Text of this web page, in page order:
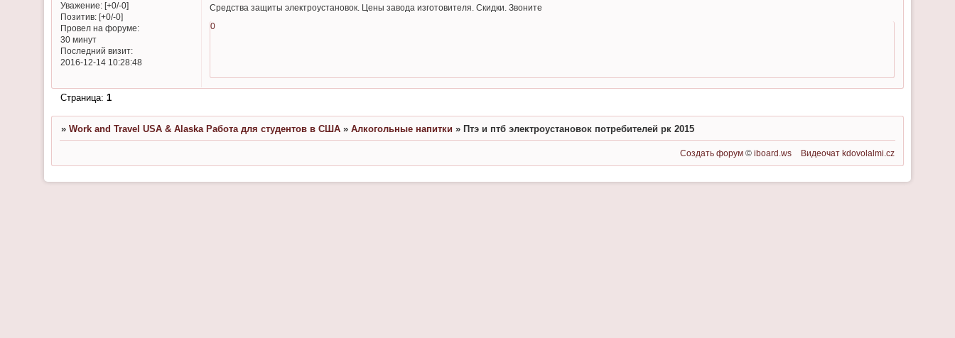
Уважение: [+0/-0]
Позитив: [+0/-0]
Провел на форуме:
30 минут
Последний визит:
2016-12-14 10:28:48
Средства защиты электроустановок. Цены завода изготовителя. Скидки. Звоните
0
Страница: 1
» Work and Travel USA & Alaska Работа для студентов в США » Алкогольные напитки » Птэ и птб электроустановок потребителей рк 2015
Создать форум ©iboard.ws Видеочат kdovolalmi.cz